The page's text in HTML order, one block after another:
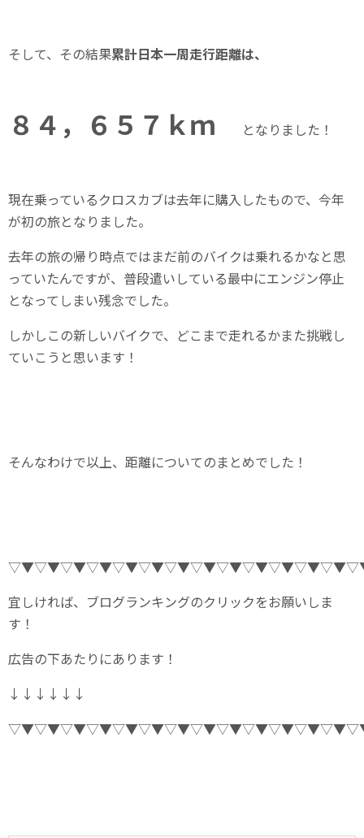
そして、その結果累計日本一周走行距離は、
８４，６５７ｋｍ となりました！
現在乗っているクロスカブは去年に購入したもので、今年
が初の旅となりました。
去年の旅の帰り時点ではまだ前のバイクは乗れるかなと思
っていたんですが、普段遣いしている最中にエンジン停止
となってしまい残念でした。
しかしこの新しいバイクで、どこまで走れるかまた挑戦し
ていこうと思います！
そんなわけで以上、距離についてのまとめでした！
宜しければ、ブログランキングのクリックをお願いしま
す！
広告の下あたりにあります！
↓↓↓↓↓↓